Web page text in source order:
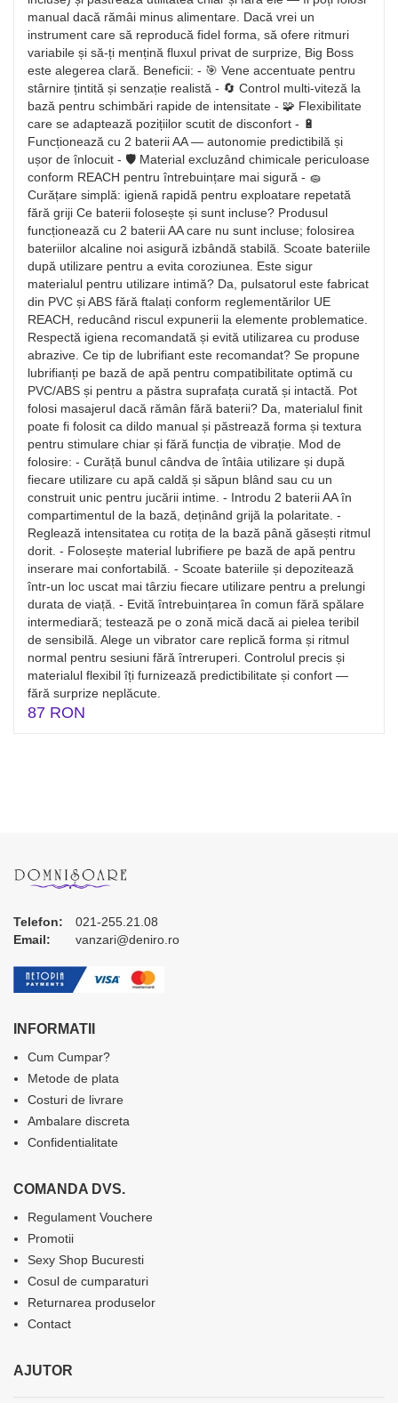
manual dacă rămâi minus alimentare. Dacă vrei un
instrument care să reproducă fidel forma, să ofere ritmuri
variabile și să-ți mențină fluxul privat de surprize, Big Boss
este alegerea clară. Beneficii: - 🎯 Vene accentuate pentru
stârnire țintită și senzație realistă - 🔄 Control multi-viteză la
bază pentru schimbări rapide de intensitate - 🧩 Flexibilitate
care se adaptează pozițiilor scutit de disconfort - 🔋
Funcționează cu 2 baterii AA — autonomie predictibilă și
ușor de înlocuit - 🛡️ Material excluzând chimicale periculoase
conform REACH pentru întrebuințare mai sigură - 🧽
Curățare simplă: igienă rapidă pentru exploatare repetată
fără griji Ce baterii folosește și sunt incluse? Produsul
funcționează cu 2 baterii AA care nu sunt incluse; folosirea
bateriilor alcaline noi asigură izbândă stabilă. Scoate bateriile
după utilizare pentru a evita coroziunea. Este sigur
materialul pentru utilizare intimă? Da, pulsatorul este fabricat
din PVC și ABS fără ftalați conform reglementărilor UE
REACH, reducând riscul expunerii la elemente problematice.
Respectă igiena recomandată și evită utilizarea cu produse
abrazive. Ce tip de lubrifiant este recomandat? Se propune
lubrifianți pe bază de apă pentru compatibilitate optimă cu
PVC/ABS și pentru a păstra suprafața curată și intactă. Pot
folosi masajerul dacă rămân fără baterii? Da, materialul finit
poate fi folosit ca dildo manual și păstrează forma și textura
pentru stimulare chiar și fără funcția de vibrație. Mod de
folosire: - Curăță bunul cândva de întâia utilizare și după
fiecare utilizare cu apă caldă și săpun blând sau cu un
construit unic pentru jucării intime. - Introdu 2 baterii AA în
compartimentul de la bază, deținând grijă la polaritate. -
Reglează intensitatea cu rotița de la bază până găsești ritmul
dorit. - Folosește material lubrifiere pe bază de apă pentru
inserare mai confortabilă. - Scoate bateriile și depozitează
într-un loc uscat mai târziu fiecare utilizare pentru a prelungi
durata de viață. - Evită întrebuințarea în comun fără spălare
intermediară; testează pe o zonă mică dacă ai pielea teribil
de sensibilă. Alege un vibrator care replică forma și ritmul
normal pentru sesiuni fără întreruperi. Controlul precis și
materialul flexibil îți furnizează predictibilitate și confort —
fără surprize neplăcute.
87 RON
Telefon:
021-255.21.08
Email:
vanzari@deniro.ro
INFORMATII
Cum Cumpar?
Metode de plata
Costuri de livrare
Ambalare discreta
Confidentialitate
COMANDA DVS.
Regulament Vouchere
Promotii
Sexy Shop Bucuresti
Cosul de cumparaturi
Returnarea produselor
Contact
AJUTOR